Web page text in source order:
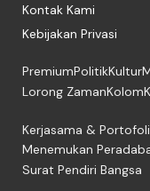
Kontak Kami
Kebijakan Privasi
PremiumPolitikKultur
Lorong ZamanKolom
Kerjasama &
Menemukan
Surat Pendiri Bangsa